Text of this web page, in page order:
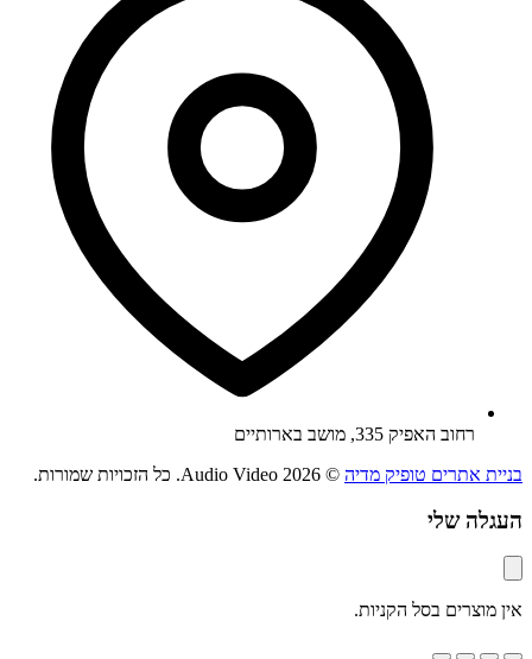
רחוב האפיק 335, מושב בארותיים
בניית אתרים טופיק מדיה © 2026 Audio Video. כל הזכויות שמורות.
העגלה שלי
אין מוצרים בסל הקניות.